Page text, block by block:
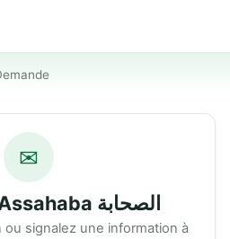
✉
Contacter Assahaba الصحابة
signalez une information à